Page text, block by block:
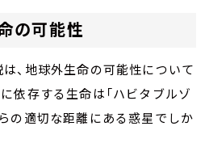
の可能性
、地球外生命の可能性について
依存する生命は「ハビタブルゾ
の適切な距離にある惑星でしか